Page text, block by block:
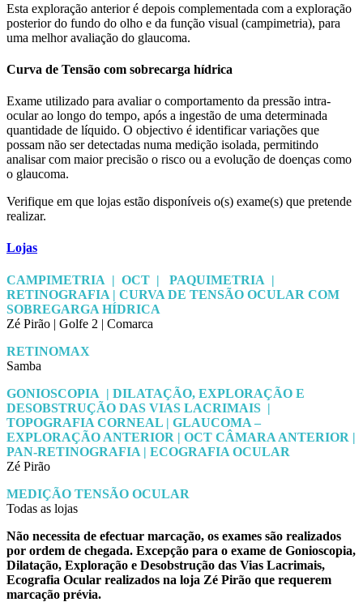
Esta exploração anterior é depois complementada com a exploração
posterior do fundo do olho e da função visual (campimetria), para
uma melhor avaliação do glaucoma.
Curva de Tensão com sobrecarga hídrica
Exame utilizado para avaliar o comportamento da pressão intra-
ocular ao longo do tempo, após a ingestão de uma determinada
quantidade de líquido. O objectivo é identificar variações que
possam não ser detectadas numa medição isolada, permitindo
analisar com maior precisão o risco ou a evolução de doenças como
o glaucoma.
Verifique em que lojas estão disponíveis o(s) exame(s) que pretende
realizar.
Lojas
CAMPIMETRIA | OCT | PAQUIMETRIA |
RETINOGRAFIA | CURVA DE TENSÃO OCULAR COM
SOBREGARGA HÍDRICA
Zé Pirão | Golfe 2 | Comarca
RETINOMAX
Samba
GONIOSCOPIA | DILATAÇÃO, EXPLORAÇÃO E
DESOBSTRUÇÃO DAS VIAS LACRIMAIS |
TOPOGRAFIA CORNEAL | GLAUCOMA –
EXPLORAÇÃO ANTERIOR | OCT CÂMARA ANTERIOR |
PAN-RETINOGRAFIA | ECOGRAFIA OCULAR
Zé Pirão
MEDIÇÃO TENSÃO OCULAR
Todas as lojas
Não necessita de efectuar marcação, os exames são realizados
por ordem de chegada. Excepção para o exame de Gonioscopia,
Dilatação, Exploração e Desobstrução das Vias Lacrimais,
Ecografia Ocular realizados na loja Zé Pirão que requerem
marcação prévia.